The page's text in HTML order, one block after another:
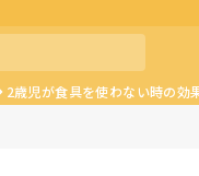
2歳児が食具を使わない時の効